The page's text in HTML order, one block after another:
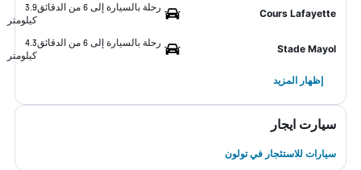
Cours Lafayette
رحلة بالسيارة إلى 6 من الدقائق
3.9
كيلومتر
Stade Mayol
رحلة بالسيارة إلى 6 من الدقائق
4.3
كيلومتر
إظهار المزيد
سيارت ايجار
سيارات للاستئجار في تولون